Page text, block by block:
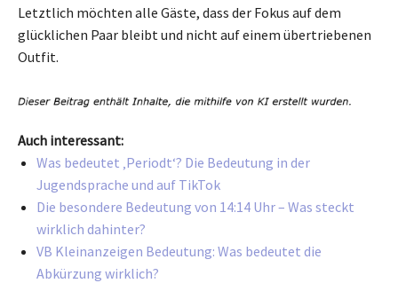
Letztlich möchten alle Gäste, dass der Fokus auf dem
glücklichen Paar bleibt und nicht auf einem übertriebenen
Outfit.
Auch interessant:
Was bedeutet ‚Periodt‘? Die Bedeutung in der
Jugendsprache und auf TikTok
Die besondere Bedeutung von 14:14 Uhr – Was steckt
wirklich dahinter?
VB Kleinanzeigen Bedeutung: Was bedeutet die
Abkürzung wirklich?